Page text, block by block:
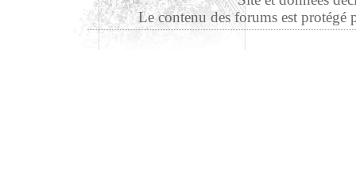
Le contenu des forums est protégé